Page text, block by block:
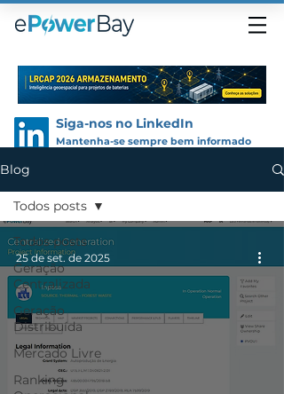
Siga-nos no LinkedIn
Mantenha-se sempre bem informado
Blog
Todos posts
Geração
Centralizada
Geração
Distribuída
Mercado Livre
Ranking
Todos posts
25 de set. de 2025